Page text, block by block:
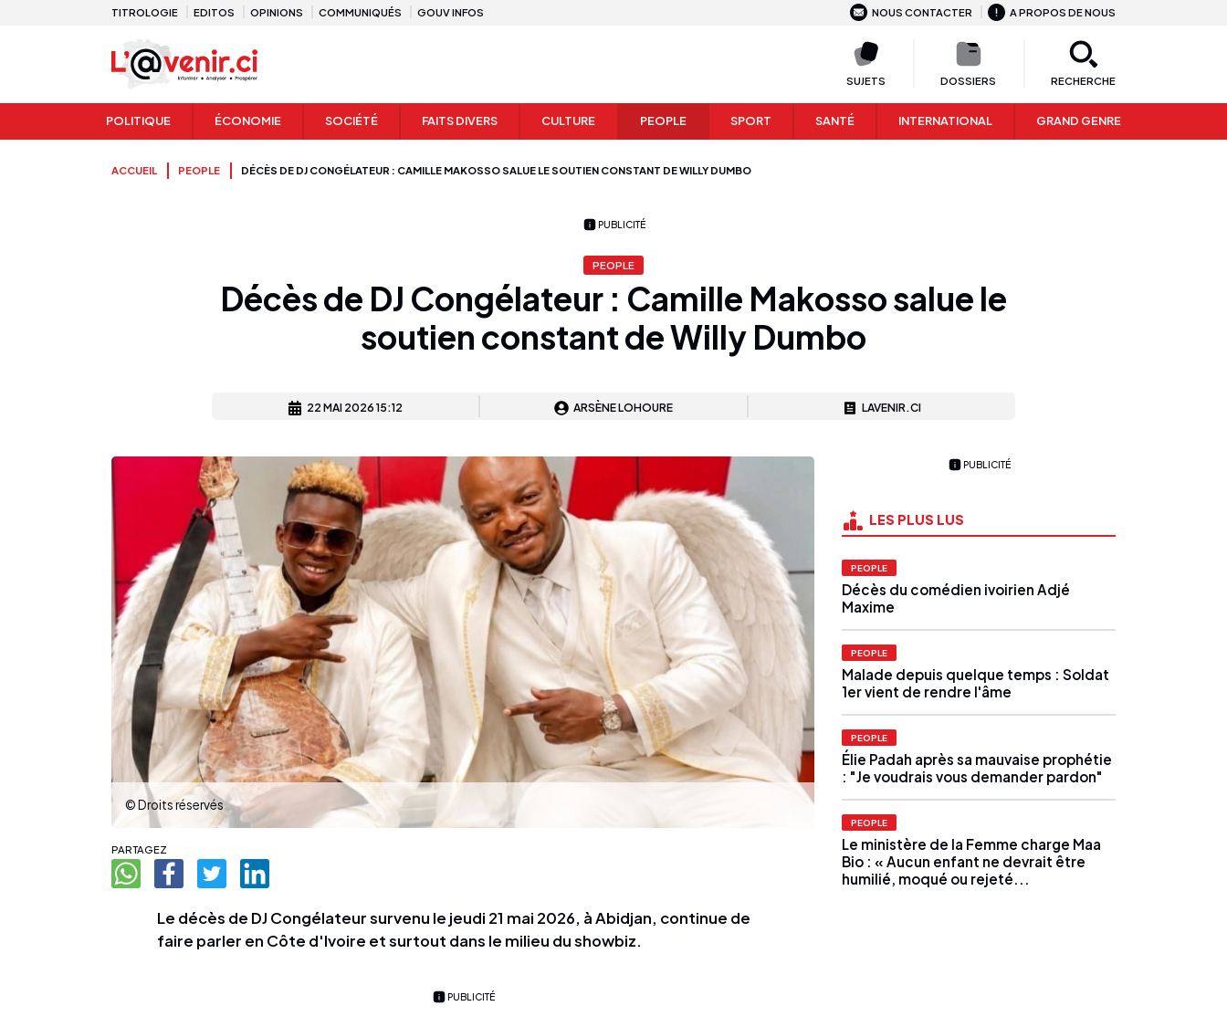
TITROLOGIE EDITOS OPINIONS COMMUNIQUÉS GOUV INFOS NOUS CONTACTER A PROPOS DE NOUS
SUJETS DOSSIERS RECHERCHE
POLITIQUE ÉCONOMIE SOCIÉTÉ FAITS DIVERS CULTURE PEOPLE SPORT SANTÉ INTERNATIONAL GRAND GENRE
ACCUEIL PEOPLE DÉCÈS DE DJ CONGÉLATEUR : CAMILLE MAKOSSO SALUE LE SOUTIEN CONSTANT DE WILLY DUMBO
PUBLICITÉ
PEOPLE
Décès de DJ Congélateur : Camille Makosso salue le
soutien constant de Willy Dumbo
22 MAI 2026 15:12 ARSÈNE LOHOURE LAVENIR.CI
© Droits réservés
PARTAGEZ
Le décès de DJ Congélateur survenu le jeudi 21 mai 2026, à Abidjan, continue de
faire parler en Côte d'Ivoire et surtout dans le milieu du showbiz.
PUBLICITÉ
PUBLICITÉ
LES PLUS LUS
PEOPLE
Décès du comédien ivoirien Adjé
Maxime
PEOPLE
Malade depuis quelque temps : Soldat
1er vient de rendre l'âme
PEOPLE
Élie Padah après sa mauvaise prophétie
: "Je voudrais vous demander pardon"
PEOPLE
Le ministère de la Femme charge Maa
Bio : « Aucun enfant ne devrait être
humilié, moqué ou rejeté...